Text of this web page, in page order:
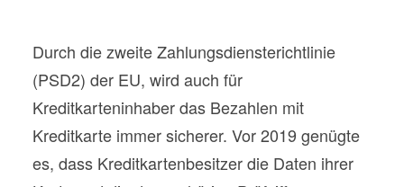
Durch die zweite Zahlungsdiensterichtlinie
(PSD2) der EU, wird auch für
Kreditkarteninhaber das Bezahlen mit
Kreditkarte immer sicherer. Vor 2019 genügte
es, dass Kreditkartenbesitzer die Daten ihrer